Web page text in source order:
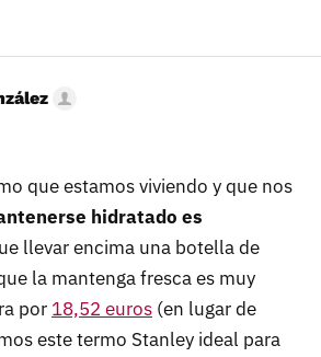
que estamos viviendo y que nos
hidratado es
llevar encima una botella de
la mantenga fresca es muy
por 18,52 euros (en lugar de
este termo Stanley ideal para